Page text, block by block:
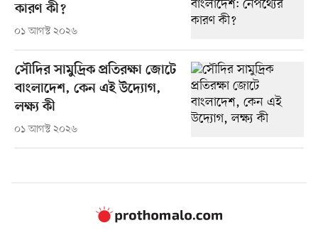
কারণ কী?
০১ আগস্ট ২০২৬
সৌদির সামুদ্রিক প্রতিরক্ষা জোটে
বাংলাদেশ, কেন এই উদ্যোগ,
লক্ষ্য কী
০১ আগস্ট ২০২৬